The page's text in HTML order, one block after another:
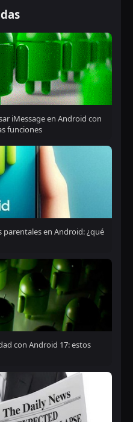
iMessage en Android con
funciones
en Android: ¿qué
con Android 17: estos